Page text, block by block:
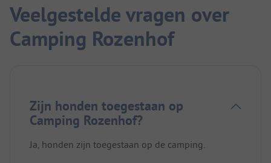
Veelgestelde vragen over
Camping Rozenhof
Zijn honden toegestaan op
Camping Rozenhof?
Ja, honden zijn toegestaan op de camping.